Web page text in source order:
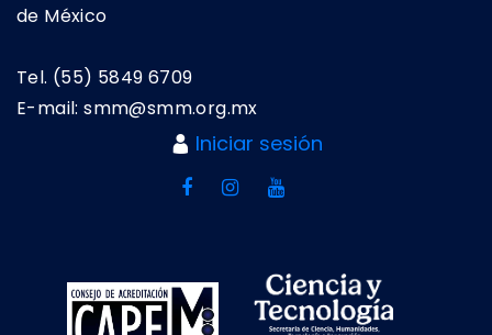
de México
Tel. (55) 5849 6709
E-mail: smm@smm.org.mx
Iniciar sesión